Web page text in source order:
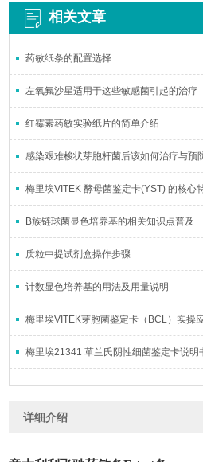
相关文章
药敏纸条的配置选择
左氧氟沙星适用于这些敏感菌引起的治疗
红霉素药敏实验纸片的简单介绍
感染艰难梭状芽胞杆菌后该如何治疗与预
梅里埃VITEK 酵母菌鉴定卡(YST) 的核心
B族链球菌显色培养基的相关知识点普及
质粒中提试剂盒操作步骤
计数显色培养基的用法及用量说明
梅里埃VITEK芽胞菌鉴定卡（BCL）实操
梅里埃21341 革兰氏阴性细菌鉴定卡说明
详细介绍